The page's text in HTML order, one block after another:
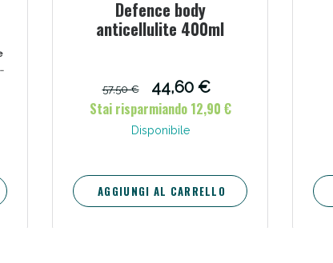
Defence body
anticellulite 400ml
57,50 €
44,60 €
Stai risparmiando 12,90 €
Disponibile
AGGIUNGI AL CARRELLO